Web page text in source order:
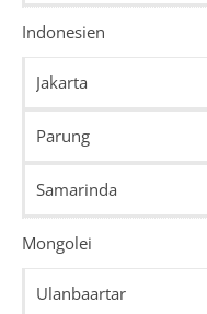
Indonesien
Jakarta
Parung
Samarinda
Mongolei
Ulanbaartar